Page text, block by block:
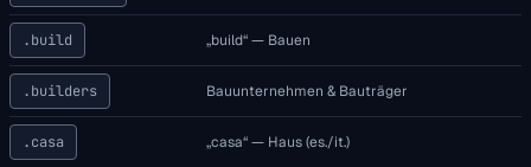
.build „build“ — Bauen
.builders Bauunternehmen & Bauträger
.casa „casa“ — Haus (es./it.)